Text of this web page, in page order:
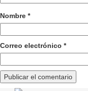
Nombre *
Correo electrónico *